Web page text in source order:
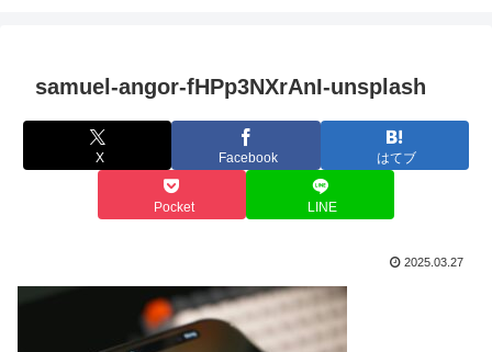
samuel-angor-fHPp3NXrAnI-unsplash
X Facebook はてブ
Pocket LINE
2025.03.27